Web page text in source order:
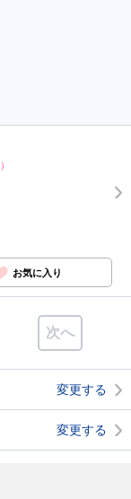
お気に入り
次へ
変更する
変更する